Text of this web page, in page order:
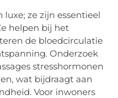
luxe; ze zijn essentieel
helpen bij het
de bloedcirculatie
Onderzoek
stresshormonen
wat bijdraagt aan
Voor inwoners